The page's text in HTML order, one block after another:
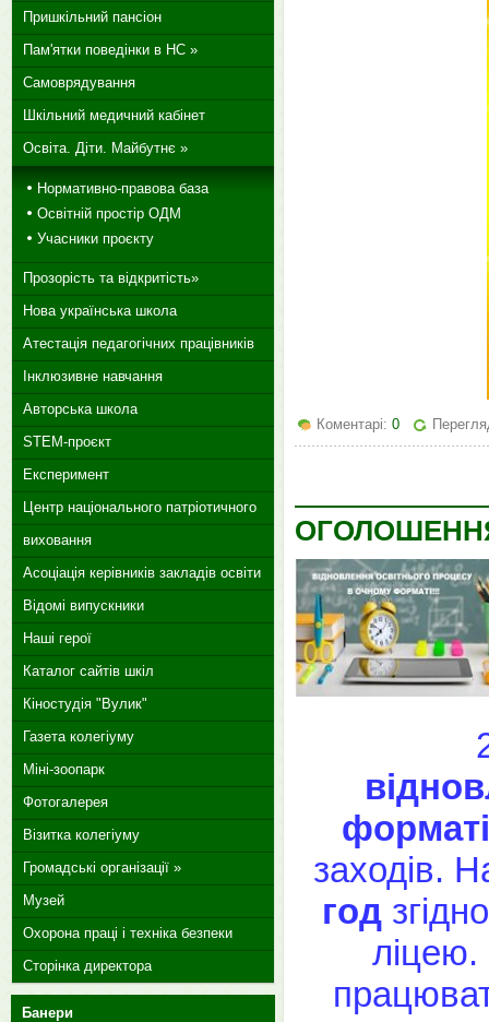
Коментарі: 0
форматі
заходів.
год
ліцею.
Пришкільний пансіон
Пам'ятки поведінки в НС »
Самоврядування
Шкільний медичний кабінет
Освіта. Діти. Майбутнє »
Нормативно-правова база
Освітній простір ОДМ
Учасники проєкту
Прозорість та відкритість»
Нова українська школа
Атестація педагогічних працівників
Інклюзивне навчання
Авторська школа
STEM-проєкт
Експеримент
Центр національного патріотичного
виховання
Асоціація керівників закладів освіти
Відомі випускники
Наші герої
Каталог сайтів шкіл
Кіностудія "Вулик"
Газета колегіуму
Міні-зоопарк
Фотогалерея
Візитка колегіуму
Громадські організації »
Музей
Охорона праці і техніка безпеки
Сторінка директора
Банери